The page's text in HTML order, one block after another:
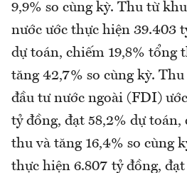
9,9% so cùng kỳ. Thu từ
nước ước thực hiện 39.403
dự toán, chiếm 19,8% tổng
tăng 42,7% so cùng kỳ.
đầu tư nước ngoài (FDI)
tỷ đồng, đạt 58,2% dự toán,
thu và tăng 16,4% so cùng
thực hiện 6.807 tỷ đồng,